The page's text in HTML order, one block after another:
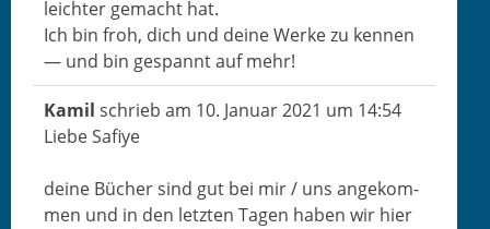
leichter gemacht hat.
Ich bin froh, dich und deine Werke zu ken­nen
— und bin ges­pan­nt auf mehr!
Kamil schrieb am 10. Jan­u­ar 2021 um 14:54
Liebe Safiye
deine Büch­er sind gut bei mir / uns angekom­
men und in den let­zten Tagen haben wir hier